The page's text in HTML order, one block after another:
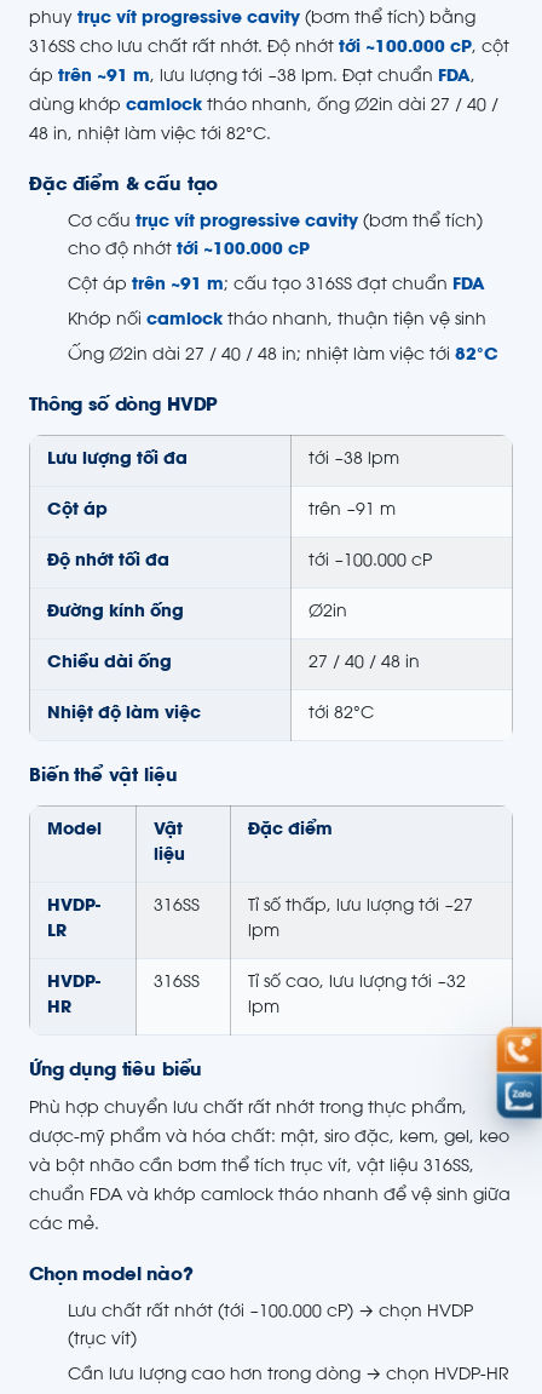
phuy trục vít progressive cavity (bơm thể tích) bằng
316SS cho lưu chất rất nhớt. Độ nhớt tới ~100.000 cP, cột
áp trên ~91 m, lưu lượng tới ~38 lpm. Đạt chuẩn FDA,
dùng khớp camlock tháo nhanh, ống Ø2in dài 27 / 40 /
48 in, nhiệt làm việc tới 82°C.
Đặc điểm & cấu tạo
Cơ cấu trục vít progressive cavity (bơm thể tích)
cho độ nhớt tới ~100.000 cP
Cột áp trên ~91 m; cấu tạo 316SS đạt chuẩn FDA
Khớp nối camlock tháo nhanh, thuận tiện vệ sinh
Ống Ø2in dài 27 / 40 / 48 in; nhiệt làm việc tới 82°C
Thông số dòng HVDP
Lưu lượng tối đa tới ~38 lpm
Cột áp trên ~91 m
Độ nhớt tối đa tới ~100.000 cP
Đường kính ống Ø2in
Chiều dài ống 27 / 40 / 48 in
Nhiệt độ làm việc tới 82°C
Biến thể vật liệu
Model
Vật
liệu
Đặc điểm
HVDP-
LR
316SS
Tỉ số thấp, lưu lượng tới ~27
lpm
HVDP-
HR
316SS
Tỉ số cao, lưu lượng tới ~32
lpm
Ứng dụng tiêu biểu
Phù hợp chuyển lưu chất rất nhớt trong thực phẩm,
dược-mỹ phẩm và hóa chất: mật, siro đặc, kem, gel, keo
và bột nhão cần bơm thể tích trục vít, vật liệu 316SS,
chuẩn FDA và khớp camlock tháo nhanh để vệ sinh giữa
các mẻ.
Chọn model nào?
Lưu chất rất nhớt (tới ~100.000 cP) → chọn HVDP
(trục vít)
Cần lưu lượng cao hơn trong dòng → chọn HVDP-HR